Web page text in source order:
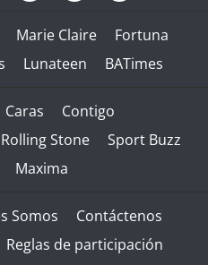
Marie Claire
Fortuna
Lunateen BATimes
Caras
Contigo
Rolling Stone
Sport Buzz
Maxima
Somos
Contáctenos
Reglas de participación